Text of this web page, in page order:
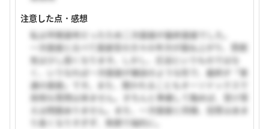
注意した点・感想
私は早期選考だったため二次面接が最終面接でした。
一次面接と比べて面接官の方々の年次が跳ね上がり、雰囲
気は少し固くなります。しかし、圧迫というものではな
く、いうなれば一次面接が雑談のような形で、最終が「普
通の面接」です。また、聞かれることもオーソドックスで
突飛な質問は来ません。きちんと準備して臨めば、受け答
えは問題ありません。また、一次面接と同様、回答はあま
り長くなりすぎず、笑顔で端的に。